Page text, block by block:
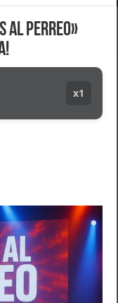
al Perreo»
x1